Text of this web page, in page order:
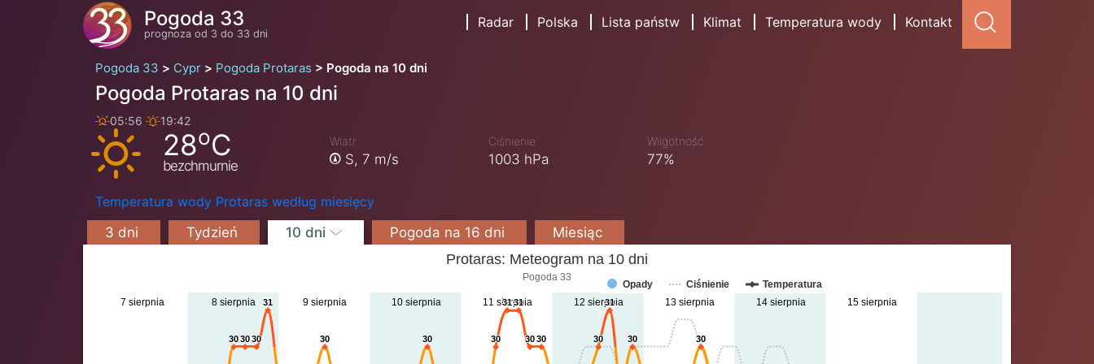
Pogoda 33
prognoza od 3 do 33 dni
Radar Polska Lista państw Klimat Temperatura wody Kontakt
Pogoda 33 Cypr Pogoda Protaras Pogoda na 10 dni
Pogoda Protaras na 10 dni
05:56 19:42
28oC
bezchmurnie
Wiatr
S, 7 m/s
Ciśnienie
1003 hPa
Wilgotność
77%
Temperatura wody Protaras według miesięcy
3 dni
Tydzień 10 dni Pogoda na 16 dni Miesiąc
7 sierpnia 8 sierpnia 9 sierpnia 10 sierpnia 11 sierpnia 12 sierpnia 13 sierpnia 14 sierpnia 15 sierpnia
Protaras: Meteogram na 10 dni
Pogoda 33
30
3030
3030
30
31
31
30
30 30
30 30
30
31
3131
31
30
3030
30 30
30
31
31
30
30 30
30
Opady Ciśnienie Temperatura